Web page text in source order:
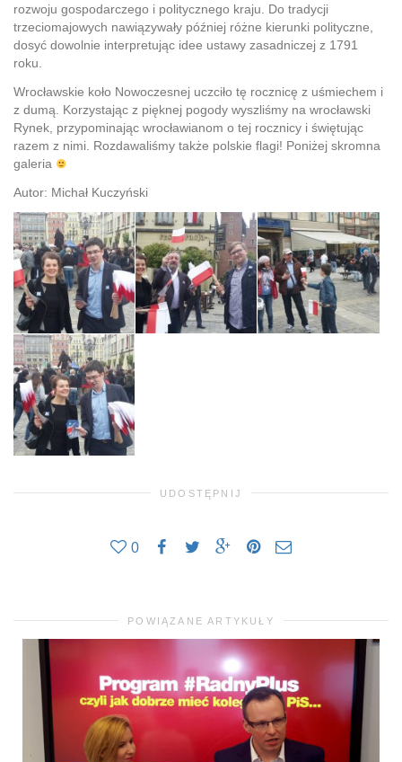
rozwoju gospodarczego i politycznego kraju. Do tradycji
trzeciomajowych nawiązywały później różne kierunki polityczne,
dosyć dowolnie interpretując idee ustawy zasadniczej z 1791
roku.
Wrocławskie koło Nowoczesnej uczciło tę rocznicę z uśmiechem i
z dumą. Korzystając z pięknej pogody wyszliśmy na wrocławski
Rynek, przypominając wrocławianom o tej rocznicy i świętując
razem z nimi. Rozdawaliśmy także polskie flagi! Poniżej skromna
galeria
Autor: Michał Kuczyński
UDOSTĘPNIJ
0
POWIĄZANE ARTYKUŁY